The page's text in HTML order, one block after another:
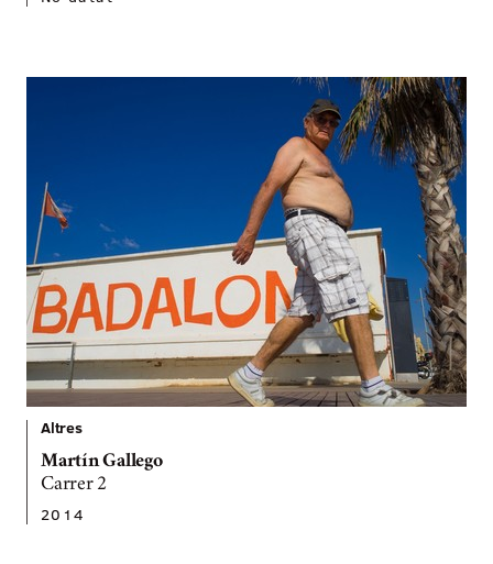
Altres
Martín Gallego
Carrer 2
2014